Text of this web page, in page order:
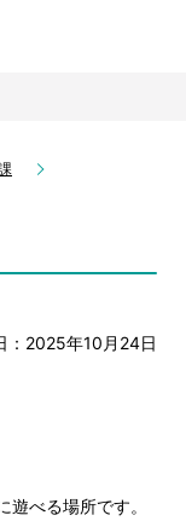
：2025年10月24日
べる場所です。